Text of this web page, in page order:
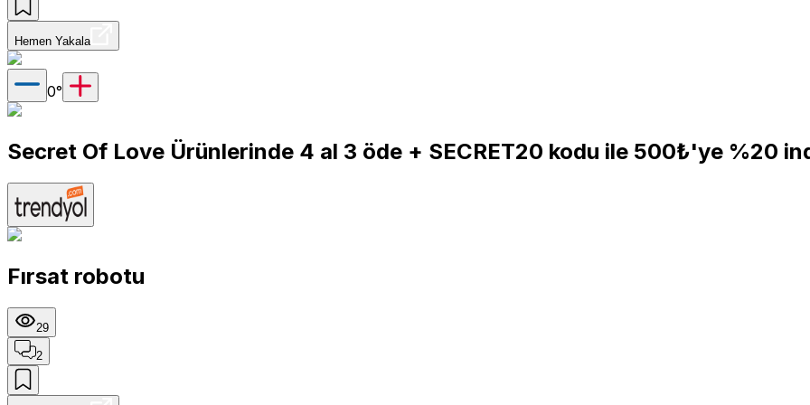
Hemen Yakala
0°
Secret Of Love Ürünlerinde 4 al 3 öde + SECRET20 kodu ile 500₺'ye %20
Fırsat robotu
29
2